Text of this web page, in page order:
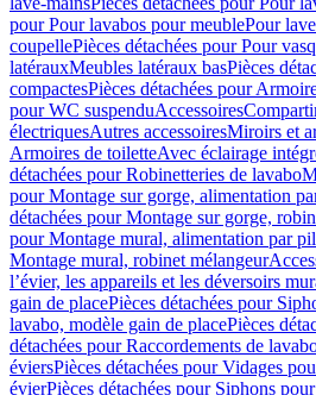
pour Pour lavabos pour meublePour
coupellePièces détachées pour Pour
latérauxMeubles latéraux basPièces
compactesPièces détachées pour
pour WC suspenduAccessoires
électriquesAutres accessoiresMiroirs et
Armoires de toiletteAvec éclairage
détachées pour Robinetteries de lavabo
pour Montage sur gorge, alimentation
détachées pour Montage sur gorge,
pour Montage mural, alimentation par
Montage mural, robinet mélangeur
l’évier, les appareils et les déversoirs
gain de placePièces détachées pour
lavabo, modèle gain de placePièces
détachées pour Raccordements de
éviersPièces détachées pour Vidages
évierPièces détachées pour Siphons